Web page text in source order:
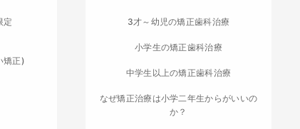
定
矯正)
3才～幼児の矯正歯科治療
小学生の矯正歯科治療
中学生以上の矯正歯科治療
なぜ矯正治療は小学二年生からがいいの
か？